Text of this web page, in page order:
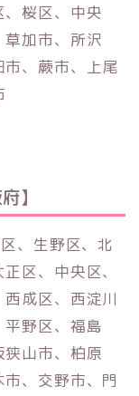
桜区、中央
加市、所沢
、蕨市、上尾
】
、生野区、北
区、中央区、
成区、西淀川
野区、福島
山市、柏原
、交野市、門